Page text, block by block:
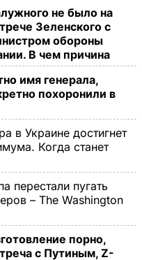
не было на
Зеленского с
обороны
В чем причина
имя генерала,
похоронили в
в Украине достигнет
Когда станет
перестали пугать
– The Washington
порно,
с Путиным, Z-